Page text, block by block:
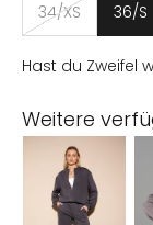
34/XS
36/S
Hast du Zweifel
Weitere